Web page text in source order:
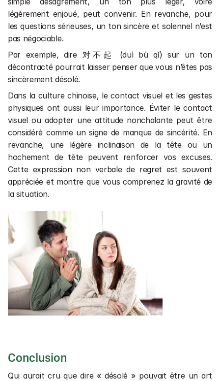
légèrement enjoué, peut convenir. En revanche, pour
les questions sérieuses, un ton sincère et solennel n’est
pas négociable.
Par exemple, dire 对不起 (duì bù qǐ) sur un ton
décontracté pourrait laisser penser que vous n’êtes pas
sincèrement désolé.
Dans la culture chinoise, le contact visuel et les gestes
physiques ont aussi leur importance. Éviter le contact
visuel ou adopter une attitude nonchalante peut être
considéré comme un signe de manque de sincérité. En
revanche, une légère inclinaison de la tête ou un
hochement de tête peuvent renforcer vos excuses.
Cette expression non verbale de regret est souvent
appréciée et montre que vous comprenez la gravité de
la situation.
Conclusion
Qui aurait cru que dire « désolé » pouvait être un art